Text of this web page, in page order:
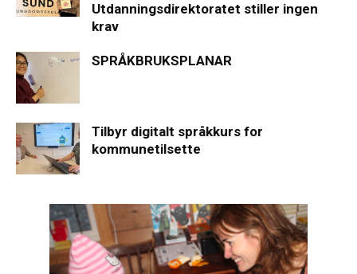
Utdanningsdirektoratet stiller ingen
krav
SPRÅKBRUKSPLANAR
Tilbyr digitalt språkkurs for
kommunetilsette